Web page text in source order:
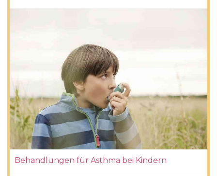
Behandlungen für Asthma bei Kindern